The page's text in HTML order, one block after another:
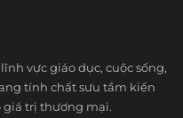
vực giáo dục, cuộc sống,
tính chất sưu tầm kiến
giá trị thương mại.